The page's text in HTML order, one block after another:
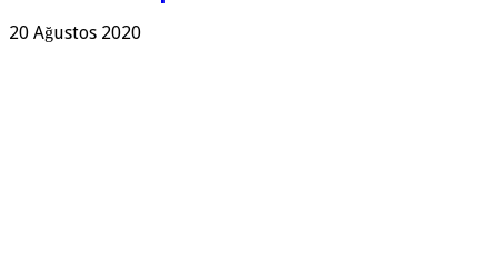
20 Ağustos 2020